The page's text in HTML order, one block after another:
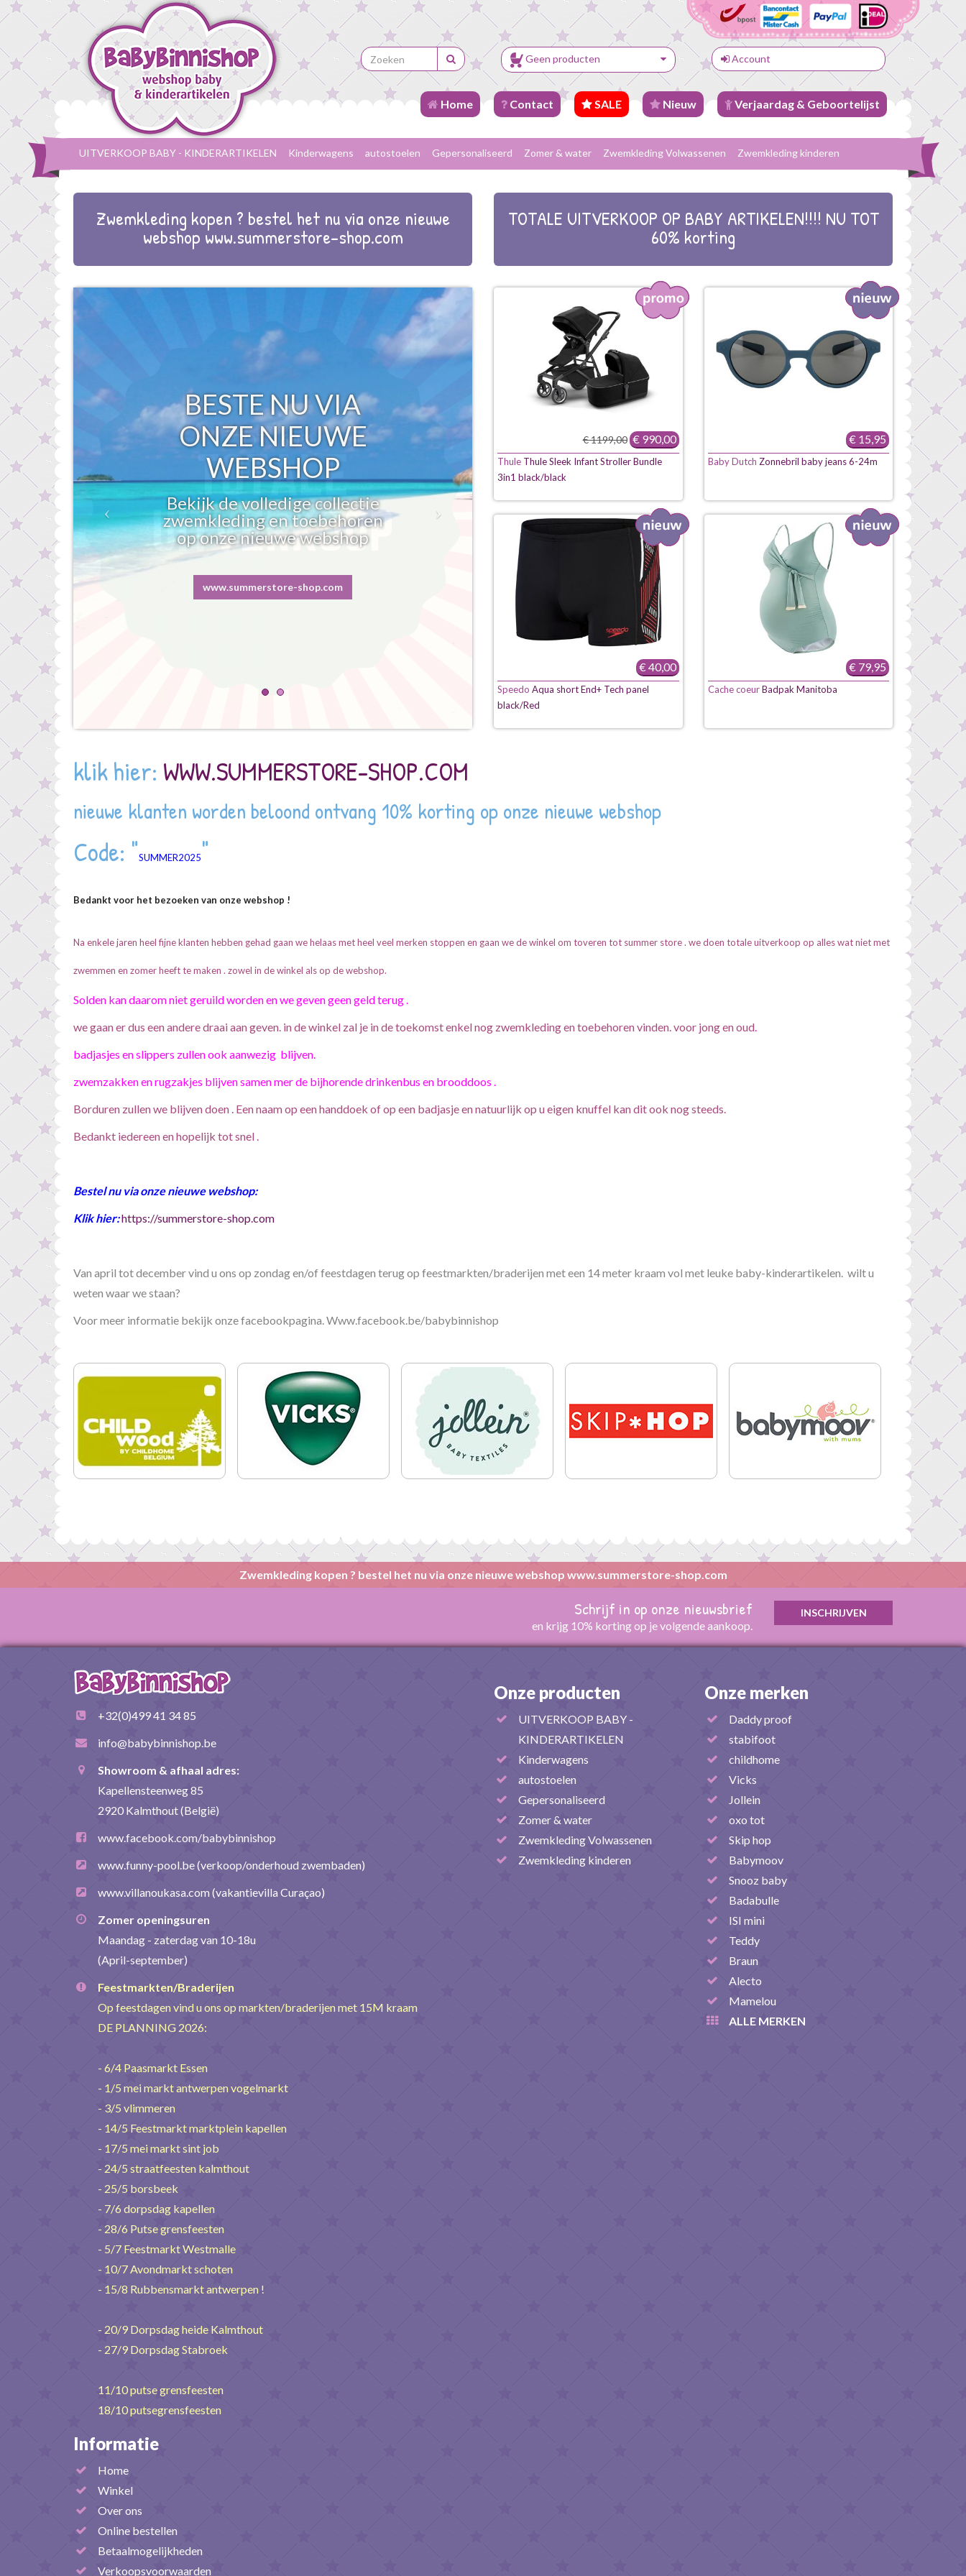
Geen producten Account
Home Contact SALE Nieuw Verjaardag & Geboortelijst
UITVERKOOP BABY - KINDERARTIKELEN Kinderwagens autostoelen Gepersonaliseerd Zomer & water Zwemkleding Volwassenen Zwemkleding kinderen
Zwemkleding kopen ? bestel het nu via onze nieuwe
webshop www.summerstore-shop.com
TOTALE UITVERKOOP OP BABY ARTIKELEN!!!! NU TOT
60% korting
BESTE NU VIA
ONZE NIEUWE
WEBSHOP
Bekijk de volledige collectie
zwemkleding en toebehoren
op onze nieuwe webshop
www.summerstore-shop.com
€ 1199,00 € 990,00
Thule Thule Sleek Infant Stroller Bundle
3in1 black/black
€ 15,95
Baby Dutch Zonnebril baby jeans 6-24m
€ 40,00
Speedo Aqua short End+ Tech panel
black/Red
€ 79,95
Cache coeurBadpak Manitoba
klik hier: WWW.SUMMERSTORE-SHOP.COM
nieuwe klanten worden beloond ontvang 10% korting op onze nieuwe webshop
Code: "SUMMER2025"
Bedankt voor het bezoeken van onze webshop !
Na enkele jaren heel fijne klanten hebben gehad gaan we helaas met heel veel merken stoppen en gaan we de winkel om toveren tot summer store . we doen totale uitverkoop op alles wat niet met
zwemmen en zomer heeft te maken . zowel in de winkel als op de webshop.
Solden kan daarom niet geruild worden en we geven geen geld terug .
we gaan er dus een andere draai aan geven. in de winkel zal je in de toekomst enkel nog zwemkleding en toebehoren vinden. voor jong en oud
badjasjes en slippers zullen ook aanwezig blijven.
zwemzakken en rugzakjes blijven samen mer de bijhorende drinkenbus en brooddoos .
Borduren zullen we blijven doen . Een naam op een handdoek of op een badjasje en natuurlijk op u eigen knuffel kan dit ook nog steeds.
Bedankt iedereen en hopelijk tot snel .
Bestel nu via onze nieuwe webshop:
Klik hier:https://summerstore-shop.com
Van april tot december vind u ons op zondag en/of feestdagen terug op feestmarkten/braderijen met een 14 meter kraam vol met leuke baby-kinderartikelen. wilt u
weten waar we staan?
Voor meer informatie bekijk onze facebookpagina. Www.facebook.be/babybinnishop
Zwemkleding kopen ? bestel het nu via onze nieuwe webshop www.summerstore-shop.com
Schrijf in op onze nieuwsbrief
en krijg 10% korting op je volgende aankoop.
+32(0)499 41 34 85
info@babybinnishop.be
Showroom & afhaal adres:
Kapellensteenweg 85
2920 Kalmthout (België)
www.facebook.com/babybinnishop
www.funny-pool.be(verkoop/onderhoud zwembaden)
www.villanoukasa.com (vakantievilla Curaçao)
Zomer openingsuren
Maandag - zaterdag van 10-18u
(April-september)
Feestmarkten/Braderijen
Op feestdagen vind u ons op markten/braderijen met 15M kraam
DE PLANNING 2026:
- 6/4 Paasmarkt Essen
- 1/5 mei markt antwerpen vogelmarkt
- 3/5 vlimmeren
- 14/5 Feestmarkt marktplein kapellen
- 17/5 mei markt sint job
- 24/5 straatfeesten kalmthout
- 25/5 borsbeek
- 7/6 dorpsdag kapellen
- 28/6 Putse grensfeesten
- 5/7 Feestmarkt Westmalle
- 10/7 Avondmarkt schoten
- 15/8 Rubbensmarkt antwerpen !
- 20/9 Dorpsdag heide Kalmthout
- 27/9 Dorpsdag Stabroek
11/10 putse grensfeesten
18/10 putsegrensfeesten
Informatie
Home
Winkel
Over ons
Online bestellen
Betaalmogelijkheden
Verkoopsvoorwaarden
Onze producten
UITVERKOOP BABY -
KINDERARTIKELEN
Kinderwagens
autostoelen
Gepersonaliseerd
Zomer & water
Zwemkleding Volwassenen
Zwemkleding kinderen
Onze merken
Daddy proof
stabifoot
childhome
Vicks
Jollein
oxo tot
Skip hop
Babymoov
Snooz baby
Badabulle
ISI mini
Teddy
Braun
Alecto
Mamelou
ALLE MERKEN